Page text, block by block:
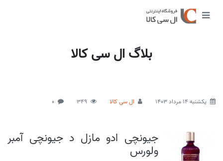
بلاگ ال سی کالا
يكشنبه 14 مرداد 1403 ال سی کالا 349
0
جیونچی ادو مازل د جیونچی آمبر
ولورس